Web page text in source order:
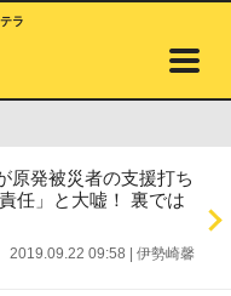
ラ
原発被災者の支援打ち
任」と大嘘！ 裏では
2019.09.22 09:58 伊勢崎馨